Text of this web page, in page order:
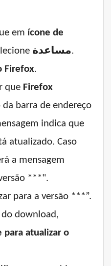
em ícone de
مساعدة.
Firefox.
que Firefox
da barra de endereço
indica que
atualizado. Caso
a mensagem
***".
para a versão ***”.
do download,
para atualizar o